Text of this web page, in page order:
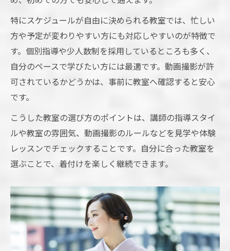
特にスケジュールが自由に決められる教室では、忙しい
方や予定が変わりやすい方にも対応しやすいのが特徴で
す。個別指導や少人数制を採用しているところも多く、
自分のペースで学びたい方には最適です。動画撮影が許
可されているかどうかは、事前に教室へ確認すると安心
です。
こうした教室の選び方のポイントは、講師の指導スタイ
ルや教室の雰囲気、動画撮影のルールなどを見学や体験
レッスンでチェックすることです。自分に合った教室を
選ぶことで、着付けを楽しく継続できます。